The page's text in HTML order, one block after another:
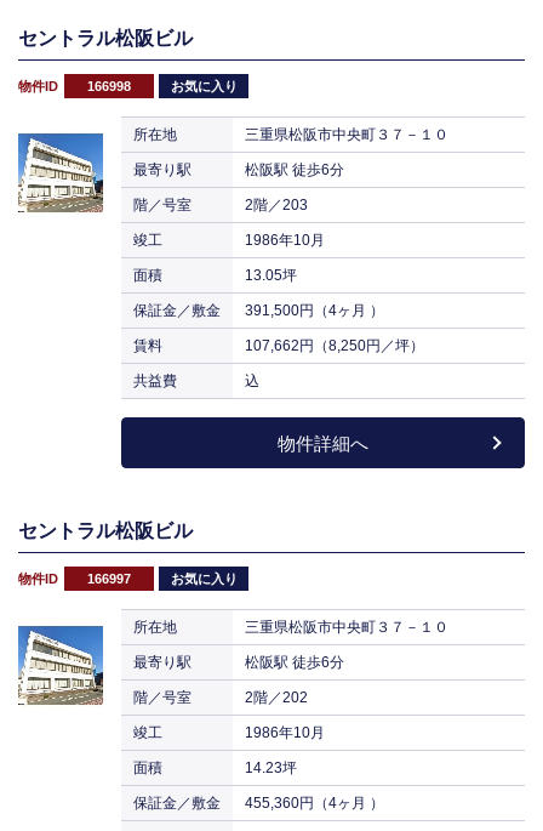
セントラル松阪ビル
物件ID 166998 お気に入り
所在地 三重県松阪市中央町３７－１０
最寄り駅 松阪駅 徒歩6分
階／号室 2階／203
竣工 1986年10月
面積 13.05坪
保証金／敷金 391,500円（4ヶ月 ）
賃料 107,662円（8,250円／坪）
共益費 込
物件詳細へ
セントラル松阪ビル
物件ID 166997 お気に入り
所在地 三重県松阪市中央町３７－１０
最寄り駅 松阪駅 徒歩6分
階／号室 2階／202
竣工 1986年10月
面積 14.23坪
保証金／敷金 455,360円（4ヶ月 ）